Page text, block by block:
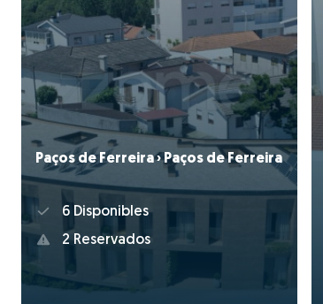
Paços de Ferreira › Paços de Ferreira
6 Disponibles
2 Reservados